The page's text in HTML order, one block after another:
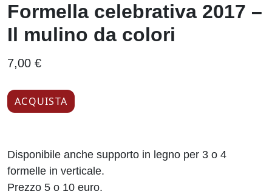
Formella celebrativa 2017 –
Il mulino da colori
7,00 €
ACQUISTA
Disponibile anche supporto in legno per 3 o 4
formelle in verticale.
Prezzo 5 o 10 euro.